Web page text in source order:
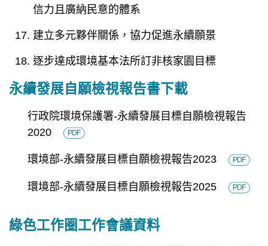
信力且廣納民意的體系
建立多元夥伴關係，協力促進永續願景
逐步達成環境基本法所訂非核家園目標
永續發展自願檢視報告書下載
行政院環境保護署-永續發展目標自願檢視報告
2020
PDF
環境部-永續發展目標自願檢視報告2023 PDF
環境部-永續發展目標自願檢視報告2025 PDF
綠色工作圈工作會議資料